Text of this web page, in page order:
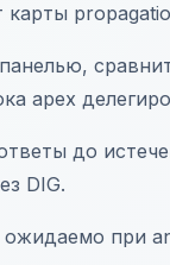
карты
apex
до
DIG.
при